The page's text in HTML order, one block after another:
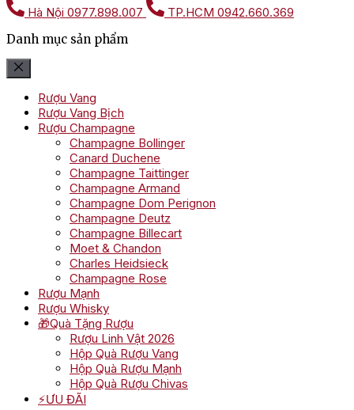
Hà Nội 0977.898.007 TP.HCM 0942.660.369
Danh mục sản phẩm
Rượu Vang
Rượu Vang Bịch
Rượu Champagne
Champagne Bollinger
Canard Duchene
Champagne Taittinger
Champagne Armand
Champagne Dom Perignon
Champagne Deutz
Champagne Billecart
Moet & Chandon
Charles Heidsieck
Champagne Rose
Rượu Mạnh
Rượu Whisky
🎁Quà Tặng Rượu
Rượu Linh Vật 2026
Hộp Quà Rượu Vang
Hộp Quà Rượu Mạnh
Hộp Quà Rượu Chivas
⚡ƯU ĐÃI